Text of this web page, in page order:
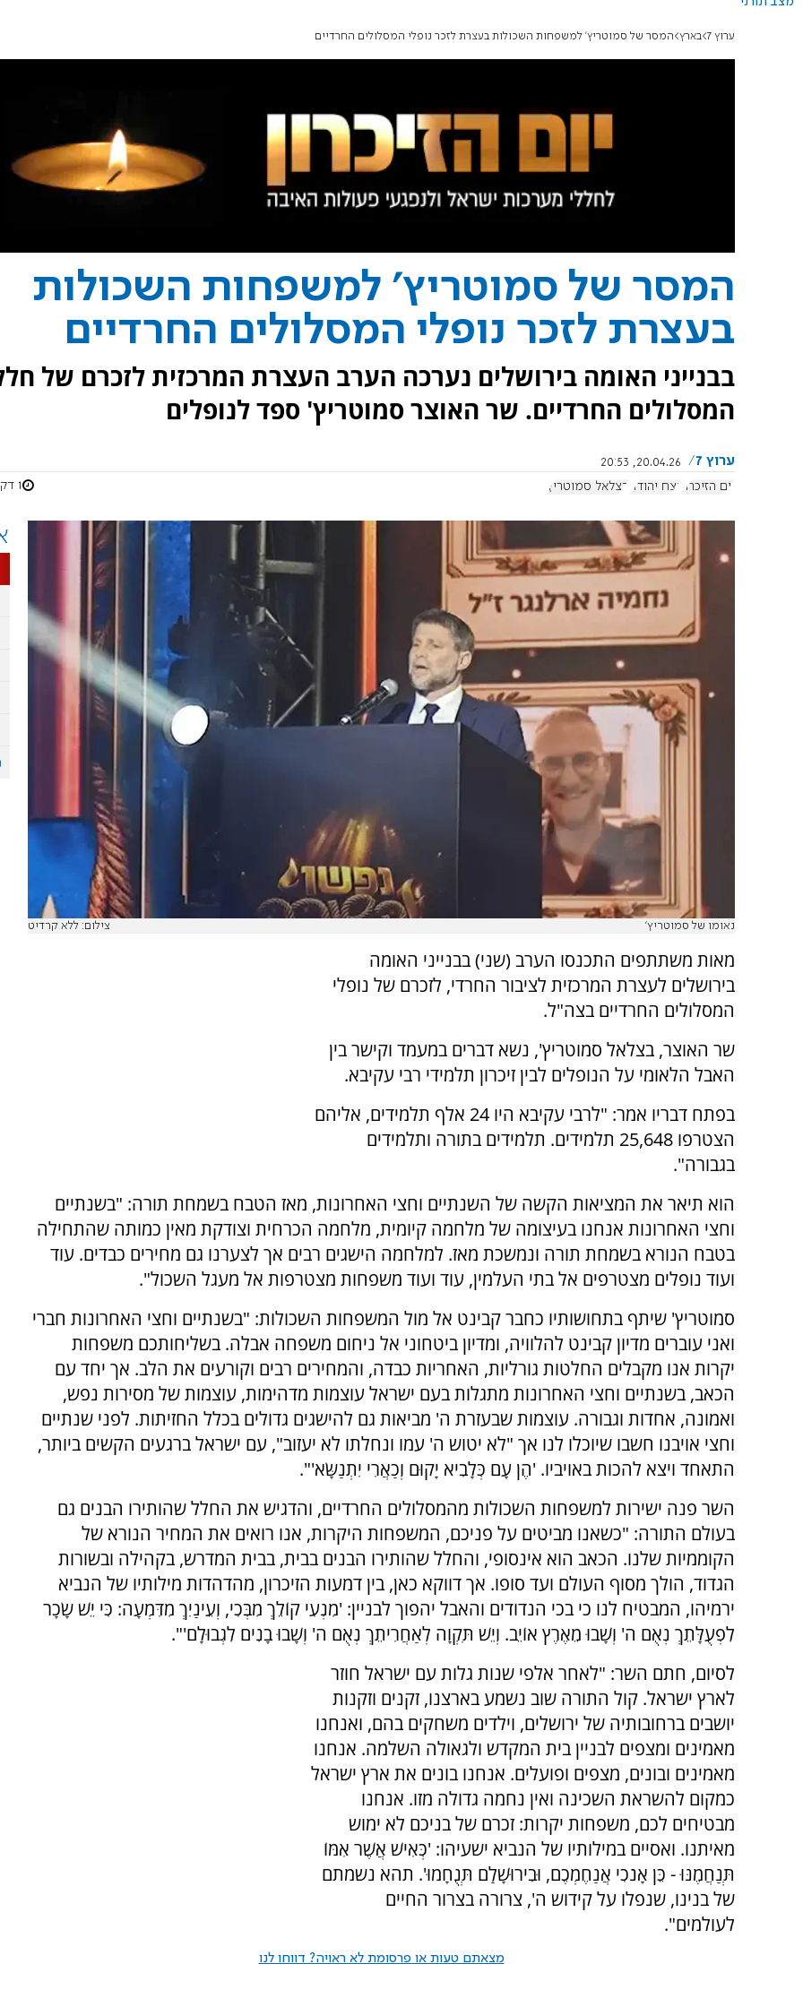
ערוץ 7 בארץ המסר של סמוטריץ' למשפחות השכולות בעצרת לזכר נופלי המסלולים החרדיים
המסר של סמוטריץ' למשפחות השכולות
בעצרת לזכר נופלי המסלולים החרדיים
בבנייני האומה בירושלים נערכה הערב העצרת המרכזית לזכרם של
המסלולים החרדיים. שר האוצר סמוטריץ' ספד לנופלים
ערוץ 7
20.04.26, 20:53
יום הזיכרון
נצח יהודה בצלאל סמוטריץ' 1 דקות
נאומו של סמוטריץ' צילום: ללא קרדיט
מאות משתתפים התכנסו הערב (שני) בבנייני האומה
בירושלים לעצרת המרכזית לציבור החרדי, לזכרם של נופלי
המסלולים החרדיים בצה"ל.
שר האוצר, בצלאל סמוטריץ', נשא דברים במעמד וקישר בין
האבל הלאומי על הנופלים לבין זיכרון תלמידי רבי עקיבא.
בפתח דבריו אמר: "לרבי עקיבא היו 24 אלף תלמידים, אליהם
הצטרפו 25,648 תלמידים. תלמידים בתורה ותלמידים
בגבורה".
הוא תיאר את המציאות הקשה של השנתיים וחצי האחרונות, מאז הטבח בשמחת תורה: "בשנתיים
וחצי האחרונות אנחנו בעיצומה של מלחמה קיומית, מלחמה הכרחית וצודקת מאין כמותה שהתחילה
בטבח הנורא בשמחת תורה ונמשכת מאז. למלחמה הישגים רבים אך לצערנו גם מחירים כבדים. עוד
ועוד נופלים מצטרפים אל בתי העלמין, עוד ועוד משפחות מצטרפות אל מעגל השכול".
סמוטריץ' שיתף בתחושותיו כחבר קבינט אל מול המשפחות השכולות: "בשנתיים וחצי האחרונות חברי
ואני עוברים מדיון קבינט להלוויה, ומדיון ביטחוני אל ניחום משפחה אבלה. בשליחותכם משפחות
יקרות אנו מקבלים החלטות גורליות, האחריות כבדה, והמחירים רבים וקורעים את הלב. אך יחד עם
הכאב, בשנתיים וחצי האחרונות מתגלות בעם ישראל עוצמות מדהימות, עוצמות של מסירות נפש,
ואמונה, אחדות וגבורה. עוצמות שבעזרת ה' מביאות גם להישגים גדולים בכלל החזיתות. לפני שנתיים
וחצי אויבנו חשבו שיוכלו לנו אך "לא יטוש ה' עמו ונחלתו לא יעזוב", עם ישראל ברגעים הקשים ביותר,
התאחד ויצא להכות באויביו. 'הֶן עָם כְּלָבִיא יָקוּם וְכַאֲרִי יִתְנַשָּׂא'".
השר פנה ישירות למשפחות השכולות מהמסלולים החרדיים, והדגיש את החלל שהותירו הבנים גם
בעולם התורה: "כשאנו מביטים על פניכם, המשפחות היקרות, אנו רואים את המחיר הנורא של
הקוממיות שלנו. הכאב הוא אינסופי, והחלל שהותירו הבנים בבית, בבית המדרש, בקהילה ובשורות
הגדוד, הולך מסוף העולם ועד סופו. אך דווקא כאן, בין דמעות הזיכרון, מהדהדות מילותיו של הנביא
ירמיהו, המבטיח לנו כי בכי הנדודים והאבל יהפוך לבניין: 'מִנְעִי קוֹלֵךְ מִבְּכִי, וְעֵינַיִךְ מִדִּמְעָה: כִּי יֵשׁ שָׂכָר
לִפְעֻלָּתֵךְ נְאֻם ה' וְשָׁבוּ מֵאֶרֶץ אוֹיֵב. וְיֵשׁ תִּקְוָה לְאַחֲרִיתֵךְ נְאֻם ה' וְשָׁבוּ בָנִים לִגְבוּלָם'".
לסיום, חתם השר: "לאחר אלפי שנות גלות עם ישראל חוזר
לארץ ישראל. קול התורה שוב נשמע בארצנו, זקנים וזקנות
יושבים ברחובותיה של ירושלים, וילדים משחקים בהם, ואנחנו
מאמינים ומצפים לבניין בית המקדש ולגאולה השלמה. אנחנו
מאמינים ובונים, מצפים ופועלים. אנחנו בונים את ארץ ישראל
כמקום להשראת השכינה ואין נחמה גדולה מזו. אנחנו
מבטיחים לכם, משפחות יקרות: זכרם של בניכם לא ימוש
מאיתנו. ואסיים במילותיו של הנביא ישעיהו: 'כְּאִישׁ אֲשֶׁר אִמּוֹ
תְּנַחֲמֶנּוּ - כֵּן אָנֹכִי אֲנַחֶמְכֶם, וּבִירוּשָׁלִַם תְּנֻחָמוּ'. תהא נשמתם
של בנינו, שנפלו על קידוש ה', צרורה בצרור החיים
לעולמים".
מצאתם טעות או פרסומת לא ראויה? דווחו לנו